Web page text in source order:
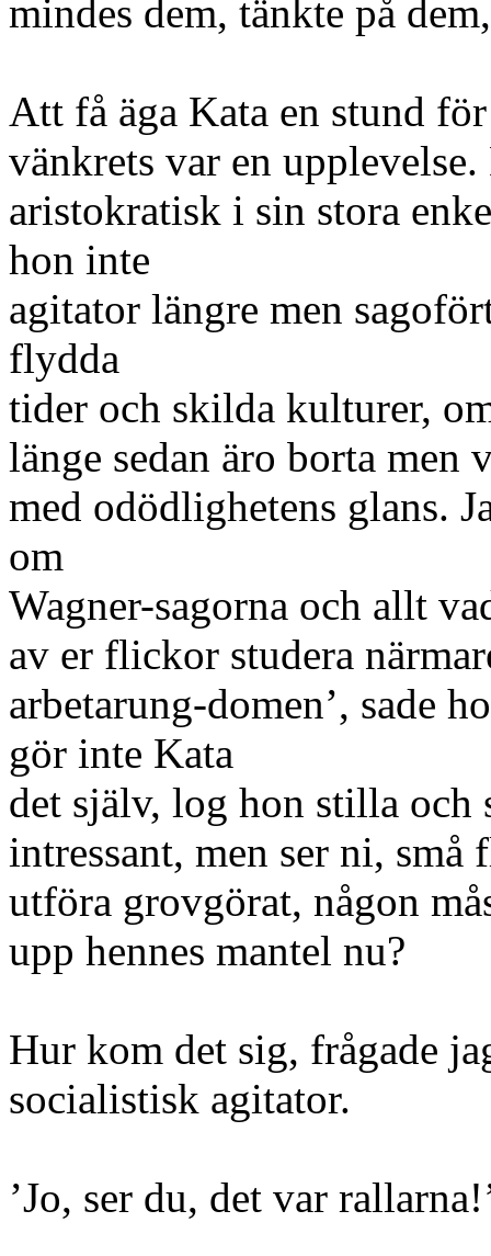
mindes dem, tänkte på
Att få äga Kata en stund
vänkrets var en
aristokratisk i sin stora
hon inte
agitator längre men
flydda
tider och skilda kulturer,
länge sedan äro borta men
med odödlighetens glans.
om
Wagner-sagorna och allt
av er flickor studera
arbetarung-domen’, sade
gör inte Kata
det själv, log hon stilla och
intressant, men ser ni,
utföra grovgörat, någon
upp hennes mantel nu?
Hur kom det sig, frågade
socialistisk agitator.
’Jo, ser du, det var